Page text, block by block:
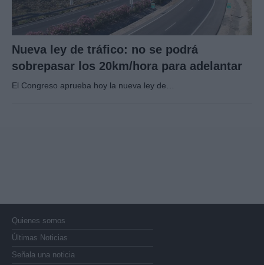
Nueva ley de tráfico: no se podrá
sobrepasar los 20km/hora para adelantar
El Congreso aprueba hoy la nueva ley de…
Quienes somos
Últimas Noticias
Señala una noticia